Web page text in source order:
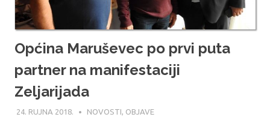
Općina Maruševec po prvi puta
partner na manifestaciji
Zeljarijada
24. RUJNA 2018. MARIO
NOVOSTI, OBJAVE